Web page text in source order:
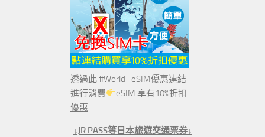
透過此 #World_eSIM優惠連結
進行消費
eSIM 享有10%折扣
優惠
↓JR PASS等日本旅遊交通票券↓